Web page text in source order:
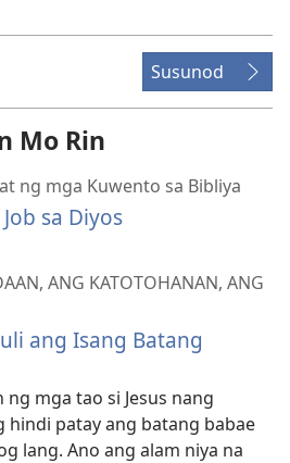
Susunod
Mo Rin
ng mga Kuwento sa Bibliya
sa Diyos
ANG KATOTOHANAN, ANG
ang Isang Batang
ng mga tao si Jesus nang
hindi patay ang batang babae
lang. Ano ang alam niya na